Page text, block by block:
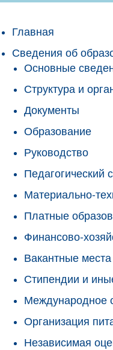
Главная
Сведения об
Основные
Структура и
Документы
Образование
Руководство
Педагогический
Материально-
Платные
Финансово-
Вакантные
Стипендии и
Международное
Организация
Независимая